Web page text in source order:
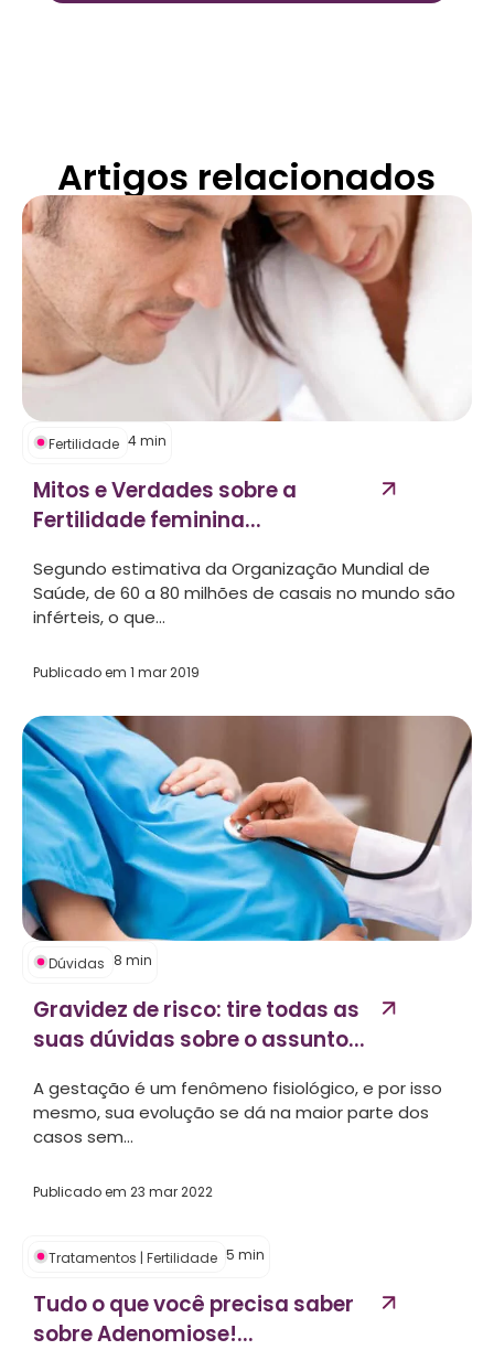
Artigos relacionados
Fertilidade 4min
Mitos e Verdades sobre a
Fertilidade feminina...
Segundo estimativa da Organização Mundial de
Saúde, de 60 a 80 milhões de casais no mundo são
inférteis, o que...
Publicado em 1 mar 2019
Dúvidas 8 min
Gravidez de risco: tire todas as
suas dúvidas sobre o assunto...
A gestação é um fenômeno fisiológico, e por isso
mesmo, sua evolução se dá na maior parte dos
casos sem...
Publicado em 23 mar 2022
Tratamentos | Fertilidade 5 min
Tudo o que você precisa saber
sobre Adenomiose!...